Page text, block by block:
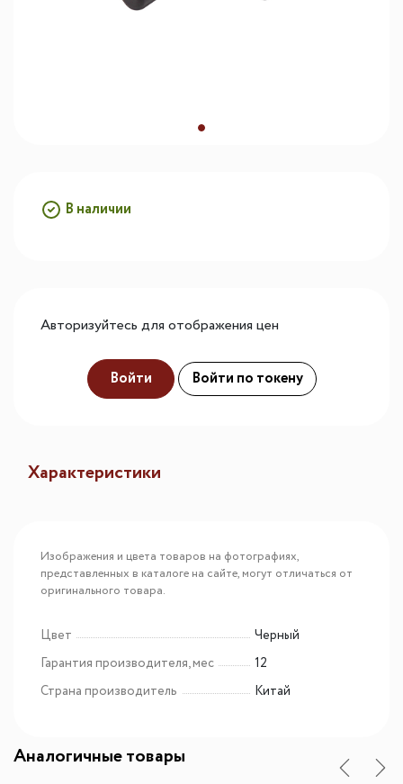
В наличии
Авторизуйтесь для отображения цен
Войти Войти по токену
Характеристики
Изображения и цвета товаров на фотографиях,
представленных в каталоге на сайте, могут отличаться от
оригинального товара.
Цвет
Черный
Гарантия производителя, мес
12
Страна производитель
Китай
Аналогичные товары